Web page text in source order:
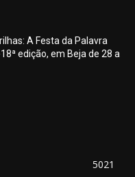
A Festa da Palavra
edição, em Beja de 28 a
5021